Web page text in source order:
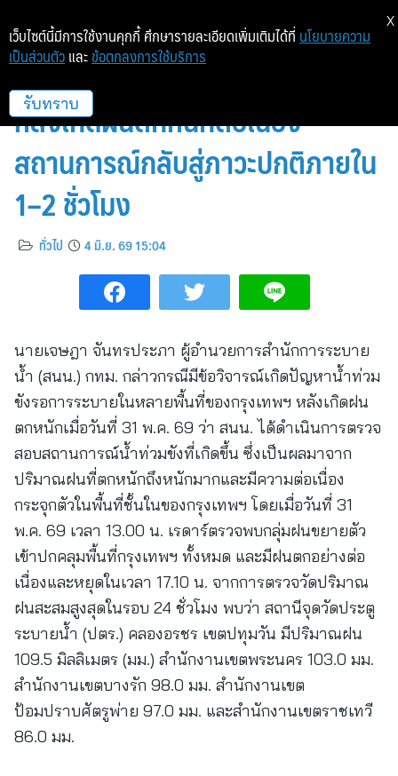
กทม. แจงเร่งแก้ไขปัญหาน้ำท่วมขัง
หลังเกิดฝนตกหนักต่อเนื่อง
สถานการณ์กลับสู่ภาวะปกติภายใน
1–2 ชั่วโมง
ทั่วไป 4 มิ.ย. 69 15:04
นายเจษฎา จันทรประภา ผู้อำนวยการสำนักการระบาย
น้ำ (สนน.) กทม. กล่าวกรณีมีข้อวิจารณ์เกิดปัญหาน้ำท่วม
ขังรอการระบายในหลายพื้นที่ของกรุงเทพฯ หลังเกิดฝน
ตกหนักเมื่อวันที่ 31 พ.ค. 69 ว่า สนน. ได้ดำเนินการตรวจ
สอบสถานการณ์น้ำท่วมขังที่เกิดขึ้น ซึ่งเป็นผลมาจาก
ปริมาณฝนที่ตกหนักถึงหนักมากและมีความต่อเนื่อง
กระจุกตัวในพื้นที่ชั้นในของกรุงเทพฯ โดยเมื่อวันที่ 31
พ.ค. 69 เวลา 13.00 น. เรดาร์ตรวจพบกลุ่มฝนขยายตัว
เข้าปกคลุมพื้นที่กรุงเทพฯ ทั้งหมด และมีฝนตกอย่างต่อ
เนื่องและหยุดในเวลา 17.10 น. จากการตรวจวัดปริมาณ
ฝนสะสมสูงสุดในรอบ 24 ชั่วโมง พบว่า สถานีจุดวัดประตู
ระบายน้ำ (ปตร.) คลองอรชร เขตปทุมวัน มีปริมาณฝน
109.5 มิลลิเมตร (มม.) สำนักงานเขตพระนคร 103.0 มม.
สำนักงานเขตบางรัก 98.0 มม. สำนักงานเขต
ป้อมปราบศัตรูพ่าย 97.0 มม. และสำนักงานเขตราชเทวี
86.0 มม.
เว็บไซต์นี้มีการใช้งานคุกกี้ ศึกษารายละเอียดเพิ่มเติมได้ที่ นโยบายความ
เป็นส่วนตัว และ ข้อตกลงการใช้บริการ
รับทราบ
X